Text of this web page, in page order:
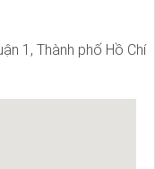
1, Thành phố Hồ Chí